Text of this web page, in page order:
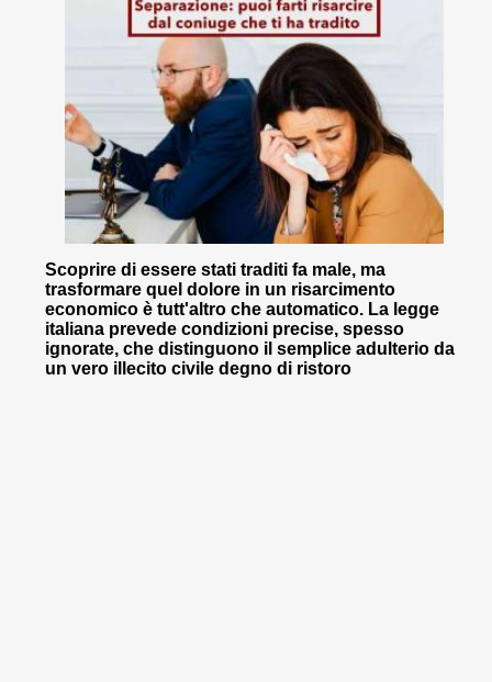
Scoprire di essere stati traditi fa male, ma
trasformare quel dolore in un risarcimento
economico è tutt'altro che automatico. La legge
italiana prevede condizioni precise, spesso
ignorate, che distinguono il semplice adulterio da
un vero illecito civile degno di ristoro